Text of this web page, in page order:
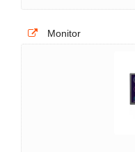
Monitor